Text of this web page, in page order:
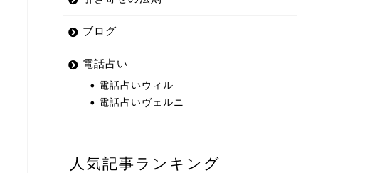
ブログ
電話占い
電話占いウィル
電話占いヴェルニ
人気記事ランキング